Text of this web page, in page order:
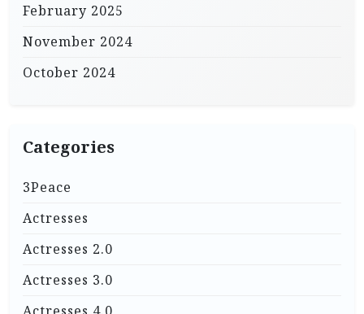
February 2025
November 2024
October 2024
Categories
3Peace
Actresses
Actresses 2.0
Actresses 3.0